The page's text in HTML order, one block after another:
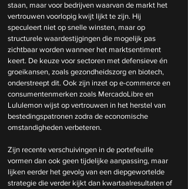
staan, maar voor bedrijven waarvan de markt het
vertrouwen voorlopig kwijt lijkt te zijn. Hij
speculeert niet op snelle winsten, maar op
structurele waardestijgingen die mogelijk pas
zichtbaar worden wanneer het marktsentiment
keert. De keuze voor sectoren met defensieve én
groeikansen, zoals gezondheidszorg en biotech,
onderstreept dit. Ook zijn inzet op e-commerce en
consumentenmerken zoals MercadoLibre en
Lululemon wijst op vertrouwen in het herstel van
bestedingspatronen zodra de economische
omstandigheden verbeteren.
Zijn recente verschuivingen in de portefeuille
vormen dan ook geen tijdelijke aanpassing, maar
lijken eerder het gevolg van een diepgewortelde
strategie die verder kijkt dan kwartaalresultaten of